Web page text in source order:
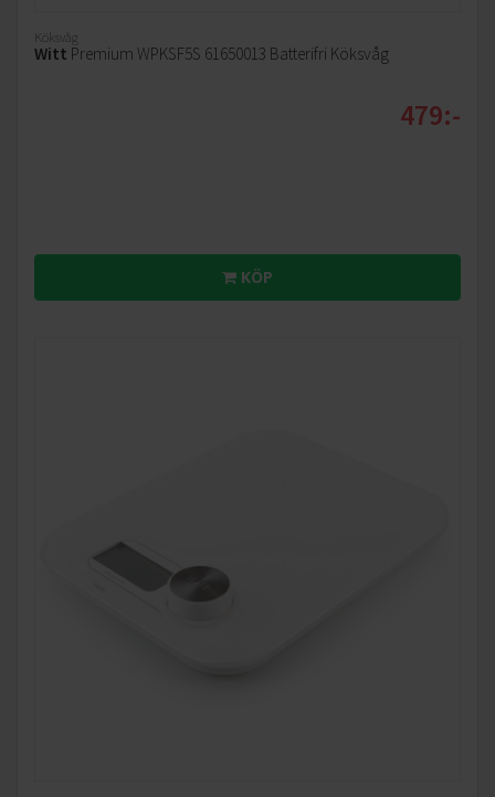
Köksvåg
Witt Premium WPKSF5S 61650013 Batterifri Köksvåg
479:-
KÖP